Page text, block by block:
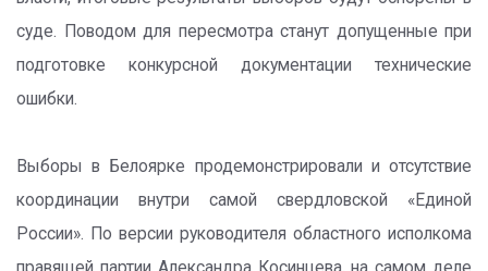
суде. Поводом для пересмотра станут допущенные при
подготовке конкурсной документации технические
ошибки.
Выборы в Белоярке продемонстрировали и отсутствие
координации внутри самой свердловской «Единой
России». По версии руководителя областного исполкома